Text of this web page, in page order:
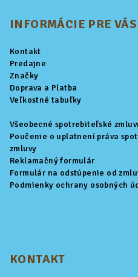
INFORMÁCIE PRE VÁS
Kontakt
Predajne
Značky
Doprava a Platba
Veľkostné tabuľky
Všeobecné spotrebiteľské
Poučenie o uplatnení práva
zmluvy
Reklamačný formulár
Formulár na odstúpenie od
Podmienky ochrany osobných
KONTAKT